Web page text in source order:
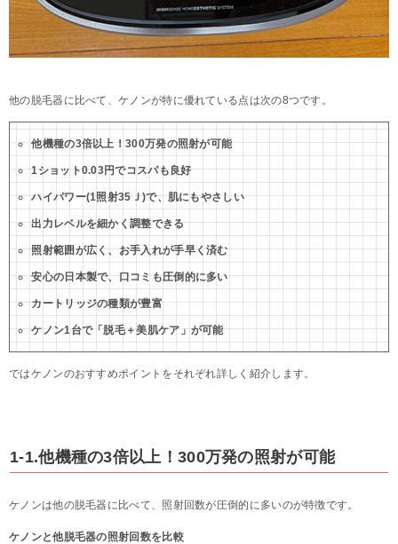
他の脱毛器に比べて、ケノンが特に優れている点は次の8つです。
他機種の3倍以上！300万発の照射が可能
1ショット0.03円でコスパも良好
ハイパワー(1照射35Ｊ)で、肌にもやさしい
出力レベルを細かく調整できる
照射範囲が広く、お手入れが手早く済む
安心の日本製で、口コミも圧倒的に多い
カートリッジの種類が豊富
ケノン1台で「脱毛＋美肌ケア」が可能
ではケノンのおすすめポイントをそれぞれ詳しく紹介します。
1-1.他機種の3倍以上！300万発の照射が可能
ケノンは他の脱毛器に比べて、照射回数が圧倒的に多いのが特徴です。
ケノンと他脱毛器の照射回数を比較